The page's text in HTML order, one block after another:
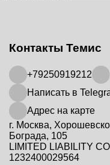
Контакты Темис
+79250919212
Написать в
Адрес на карте
г. Москва,
Бограда, 105
LIMITED LIABILITY
1232400029564